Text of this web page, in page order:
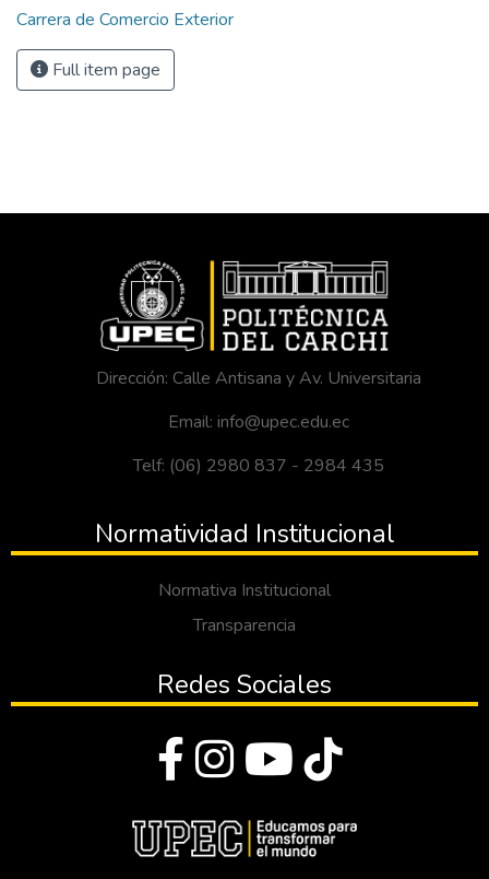
Carrera de Comercio Exterior
Full item page
Dirección: Calle Antisana y Av. Universitaria
Email: info@upec.edu.ec
Telf: (06) 2980 837 - 2984 435
Normatividad Institucional
Normativa Institucional
Transparencia
Redes Sociales